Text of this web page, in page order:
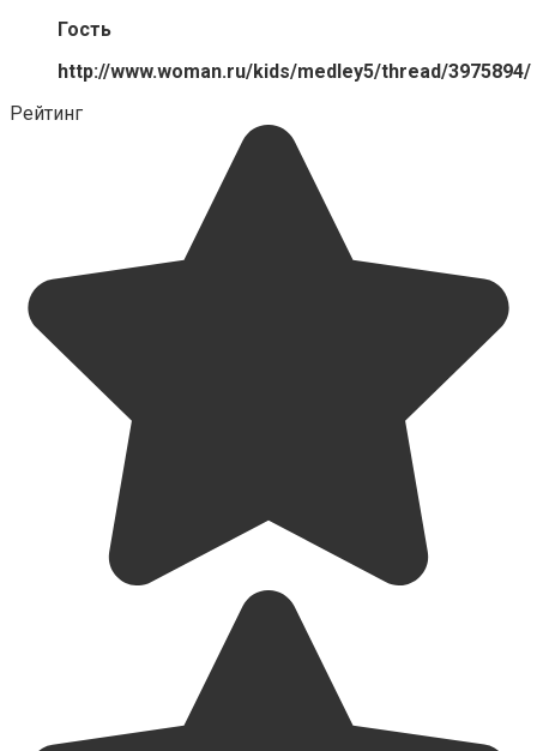
Гость
http://www.woman.ru/kids/medley5/thread/3975894/
Рейтинг